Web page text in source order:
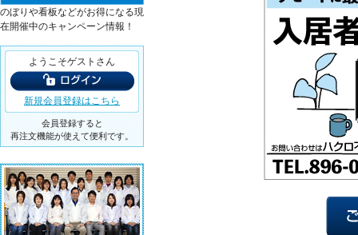
のぼりや看板などがお得になる現
在開催中のキャンペーン情報！
ようこそゲストさん
新規会員登録はこちら
会員登録すると
再注文機能が使えて便利です。